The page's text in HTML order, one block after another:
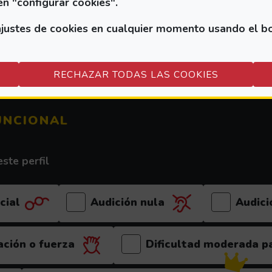
de cookies en cualquier momento usando el
RECHAZAR TODAS LAS COOKIES
losperfiles de prestación funcionaly
Xbox Series X/S PC Playstation 4
perfil
Audición nula
o fuerza
Dificultad moderada
(el videojuego es